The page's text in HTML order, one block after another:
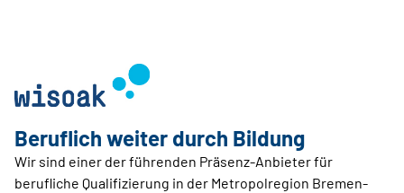
Beruflich weiter durch Bildung
Wir sind einer der führenden Präsenz-Anbieter für
berufliche Qualifizierung in der Metropolregion Bremen-